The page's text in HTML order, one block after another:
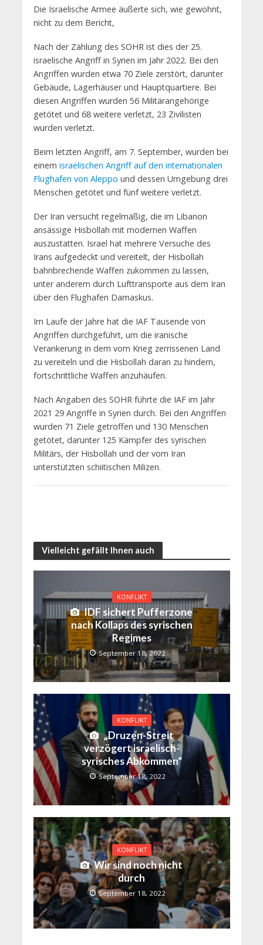
Die Israelische Armee äußerte sich, wie gewohnt,
nicht zu dem Bericht,
Nach der Zählung des SOHR ist dies der 25.
israelische Angriff in Syrien im Jahr 2022. Bei den
Angriffen wurden etwa 70 Ziele zerstört, darunter
Gebäude, Lagerhäuser und Hauptquartiere. Bei
diesen Angriffen wurden 56 Militärangehörige
getötet und 68 weitere verletzt, 23 Zivilisten
wurden verletzt.
Beim letzten Angriff, am 7. September, wurden bei
einem israelischen Angriff auf den internationalen
Flughafen von Aleppo und dessen Umgebung drei
Menschen getötet und fünf weitere verletzt.
Der Iran versucht regelmäßig, die im Libanon
ansässige Hisbollah mit modernen Waffen
auszustatten. Israel hat mehrere Versuche des
Irans aufgedeckt und vereitelt, der Hisbollah
bahnbrechende Waffen zukommen zu lassen,
unter anderem durch Lufttransporte aus dem Iran
über den Flughafen Damaskus.
Im Laufe der Jahre hat die IAF Tausende von
Angriffen durchgeführt, um die iranische
Verankerung in dem vom Krieg zerrissenen Land
zu vereiteln und die Hisbollah daran zu hindern,
fortschrittliche Waffen anzuhäufen.
Nach Angaben des SOHR führte die IAF im Jahr
2021 29 Angriffe in Syrien durch. Bei den Angriffen
wurden 71 Ziele getroffen und 130 Menschen
getötet, darunter 125 Kämpfer des syrischen
Militärs, der Hisbollah und der vom Iran
unterstützten schiitischen Milizen.
Vielleicht gefällt Ihnen auch
KONFLIKT
IDF sichert Pufferzone
nach Kollaps des syrischen
Regimes
September 18, 2022
KONFLIKT
„Druzen-Streit
verzögert israelisch-
syrisches Abkommen“
September 18, 2022
KONFLIKT
Wir sind noch nicht
durch
September 18, 2022